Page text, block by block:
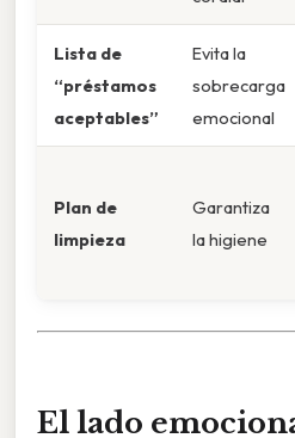
Lista de
“préstamos
aceptables”
Evita la
sobrecarga
emocional
Plan de
limpieza
Garantiza
la higiene
El lado